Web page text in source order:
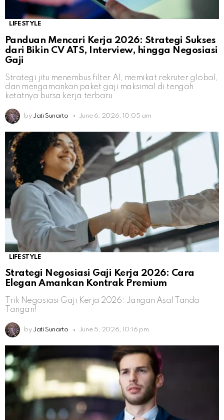
LIFESTYLE
Panduan Mencari Kerja 2026: Strategi Sukses
dari Bikin CV ATS, Interview, hingga Negosiasi
Gaji
Strategi jitu menembus filter AI, memikat rekruter global,
dan mengamankan paket gaji maksimal di tengah
ketatnya bursa kerja terbaru.
by Jati Sunarto June 6, 2026, 10:05 am
LIFESTYLE
Strategi Negosiasi Gaji Kerja 2026: Cara
Elegan Amankan Kontrak Premium
Trik Negosiasi Gaji Kerja 2026: Jangan Asal Tanda
Tangan!
by Jati Sunarto June 5, 2026, 10:16 pm